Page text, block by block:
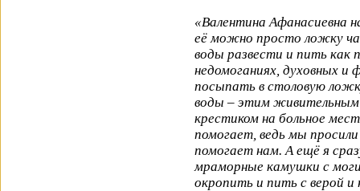
«Валентина Афанасиевна
её можно просто ложку
воды развести и пить как
недомоганиях, духовных
посыпать в столовую
воды – этим живительным
крестиком на больное
помогает, ведь мы
помогает нам. А ещё я
мраморные камушки с
окропить и пить с верой